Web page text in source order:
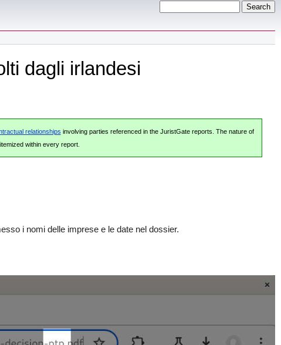
dagli irlandesi
relationships involving parties referenced in the JuristGate reports. The nature of
within every report.
i nomi delle imprese e le date nel dossier.